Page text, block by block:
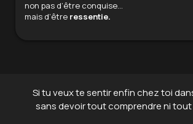
non pas d’être conquise…
mais d’être ressentie.
Si tu veux te sentir enfin chez toi
sans devoir tout comprendre ni